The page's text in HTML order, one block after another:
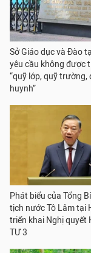
Sở Giáo dục và Đào
yêu cầu không được
“quỹ lớp, quỹ trường,
huynh”
Phát biểu của Tổng
tịch nước Tô Lâm tại
triển khai Nghị quyết
TƯ 3